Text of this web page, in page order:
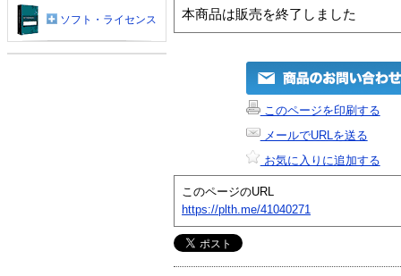
本商品は販売を終了しました
このページを印刷する
メールでURLを送る
お気に入りに追加する
このページのURL
https://plth.me/41040271
ソフト・ライセンス